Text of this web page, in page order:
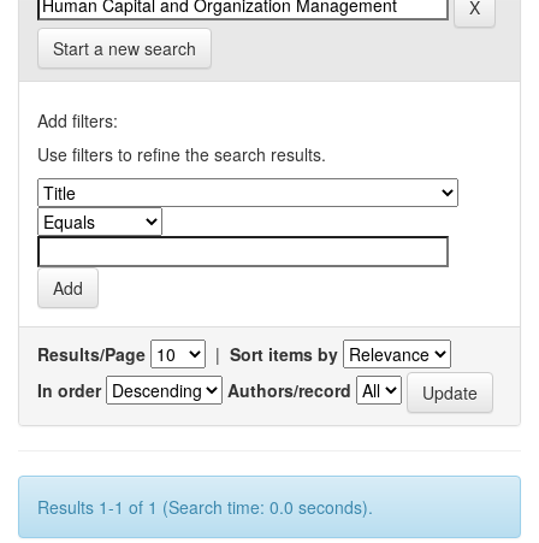
Start a new search
Add filters:
Use filters to refine the search results.
Results/Page | Sort items by
In order
Authors/record
Results 1-1 of 1 (Search time: 0.0 seconds).